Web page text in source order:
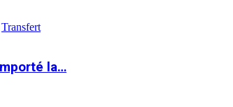
Transfert
la…